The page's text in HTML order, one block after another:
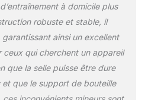
à domicile plus
robuste et stable, il
ainsi un excellent
qui cherchent un appareil
que la selle puisse être dure
que le support de bouteille